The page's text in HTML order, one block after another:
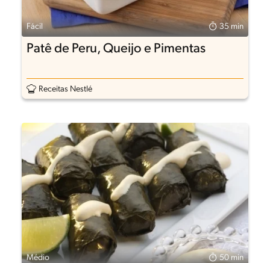
Fácil 35 min
Patê de Peru, Queijo e Pimentas
Receitas Nestlé
Médio 50 min